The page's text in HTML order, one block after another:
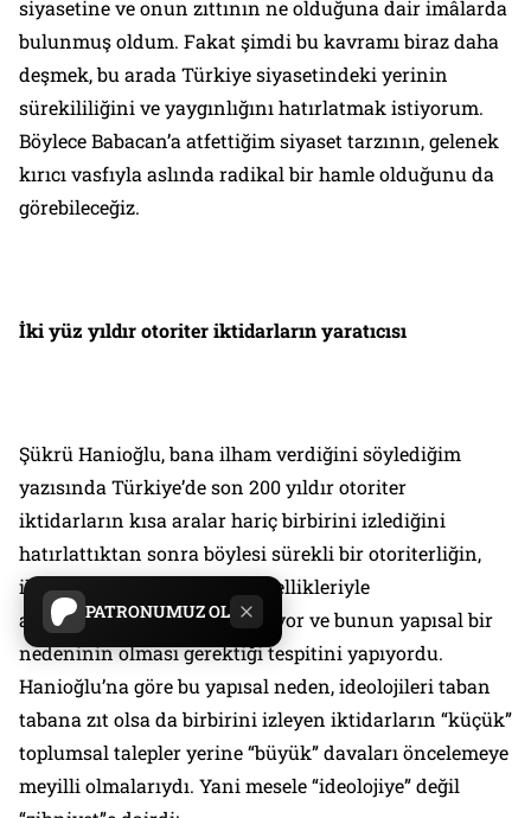
PATRONUMUZ OL
siyasetine ve onun zıttının ne olduğuna dair imâlarda
bulunmuş oldum. Fakat şimdi bu kavramı biraz daha
deşmek, bu arada Türkiye siyasetindeki yerinin
sürekililiğini ve yaygınlığını hatırlatmak istiyorum.
Böylece Babacan’a atfettiğim siyaset tarzının, gelenek
kırıcı vasfıyla aslında radikal bir hamle olduğunu da
görebileceğiz.
İki yüz yıldır otoriter iktidarların yaratıcısı
Şükrü Hanioğlu, bana ilham verdiğini söylediğim
yazısında Türkiye’de son 200 yıldır otoriter
iktidarların kısa aralar hariç birbirini izlediğini
hatırlattıktan sonra böylesi sürekli bir otoriterliğin,
iktidara gelenlerin kişisel özellikleriyle
açıklanamayacağını savunuyor ve bunun yapısal bir
nedeninin olması gerektiği tespitini yapıyordu.
Hanioğlu’na göre bu yapısal neden, ideolojileri taban
tabana zıt olsa da birbirini izleyen iktidarların “küçük”
toplumsal talepler yerine “büyük” davaları öncelemeye
meyilli olmalarıydı. Yani mesele “ideolojiye” değil